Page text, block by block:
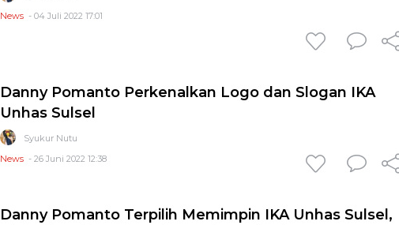
News - 04 Juli 2022 17:01
Danny Pomanto Perkenalkan Logo dan Slogan IKA
Unhas Sulsel
Syukur Nutu
News - 26 Juni 2022 12:38
Danny Pomanto Terpilih Memimpin IKA Unhas Sulsel,